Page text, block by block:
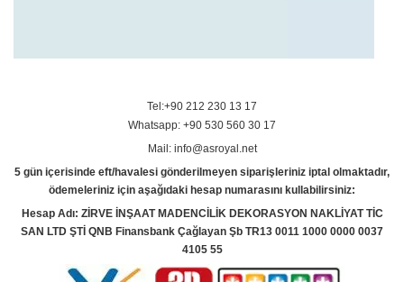
Tel:+90 212 230 13 17
Whatsapp: +90 530 560 30 17
Mail: info@asroyal.net
5 gün içerisinde eft/havalesi gönderilmeyen siparişleriniz iptal olmaktadır,
ödemeleriniz için aşağıdaki hesap numarasını kullabilirsiniz:
Hesap Adı: ZİRVE İNŞAAT MADENCİLİK DEKORASYON NAKLİYAT TİC
SAN LTD ŞTİ QNB Finansbank Çağlayan Şb TR13 0011 1000 0000 0037
4105 55